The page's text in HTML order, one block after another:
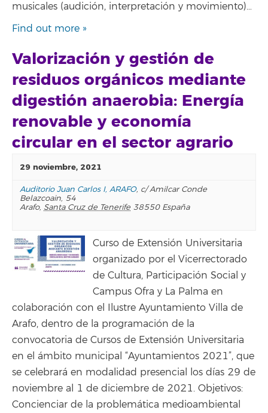
musicales (audición, interpretación y movimiento)…
Find out more »
Valorización y gestión de
residuos orgánicos mediante
digestión anaerobia: Energía
renovable y economía
circular en el sector agrario
29 noviembre, 2021
Auditorio Juan Carlos I, ARAFO, c/ Amilcar Conde
Belazcoain, 54
Arafo, Santa Cruz de Tenerife 38550 España
Curso de Extensión Universitaria
organizado por el Vicerrectorado
de Cultura, Participación Social y
Campus Ofra y La Palma en
colaboración con el Ilustre Ayuntamiento Villa de
Arafo, dentro de la programación de la
convocatoria de Cursos de Extensión Universitaria
en el ámbito municipal “Ayuntamientos 2021”, que
se celebrará en modalidad presencial los días 29 de
noviembre al 1 de diciembre de 2021. Objetivos:
Concienciar de la problemática medioambiental